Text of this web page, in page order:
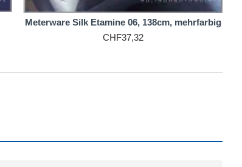
Meterware Silk Etamine 06, 138cm, mehrfarbig
CHF37,32